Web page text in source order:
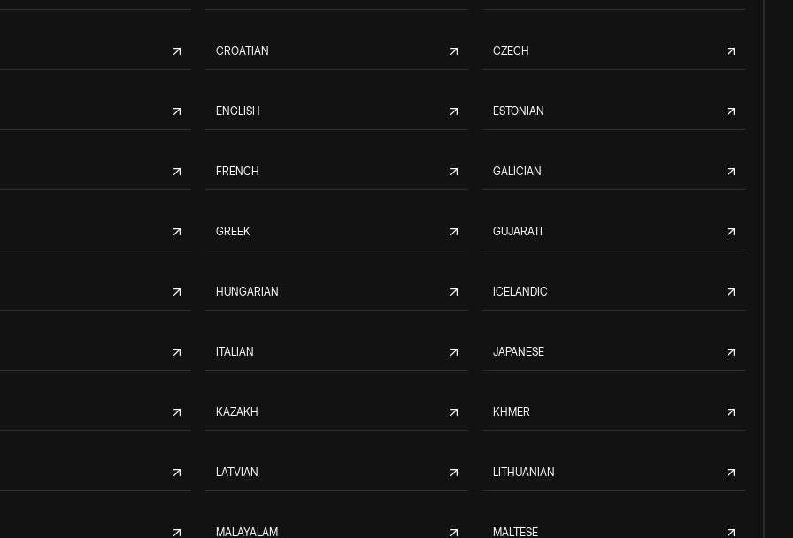
CROATIAN CZECH
ENGLISH ESTONIAN
FRENCH GALICIAN
GREEK GUJARATI
HUNGARIAN ICELANDIC
ITALIAN JAPANESE
KAZAKH KHMER
LATVIAN LITHUANIAN
MALAYALAM MALTESE